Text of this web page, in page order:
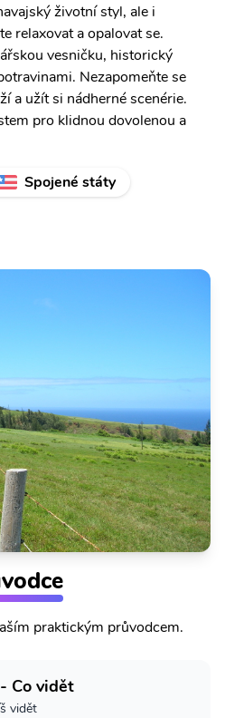
životní styl, ale i
relaxovat a opalovat se.
vesničku, historický
Nezapomeňte se
a užít si nádherné scenérie.
pro klidnou dovolenou a
Spojené státy
praktickým průvodcem.
Co vidět
vidět